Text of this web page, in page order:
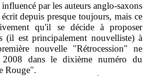
par les auteurs anglo-saxons
depuis presque toujours, mais ce
qu'il se décide à proposer
(il est principalement nouvelliste) à
nouvelle "Rétrocession" ne
2008 dans le dixième numéro du
Rouge".